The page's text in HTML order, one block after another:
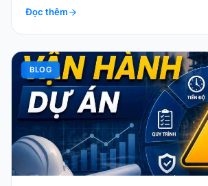
Đọc thêm
BLOG